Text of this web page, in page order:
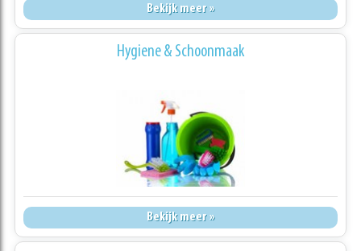
Bekijk meer »
Hygiene & Schoonmaak
Bekijk meer »